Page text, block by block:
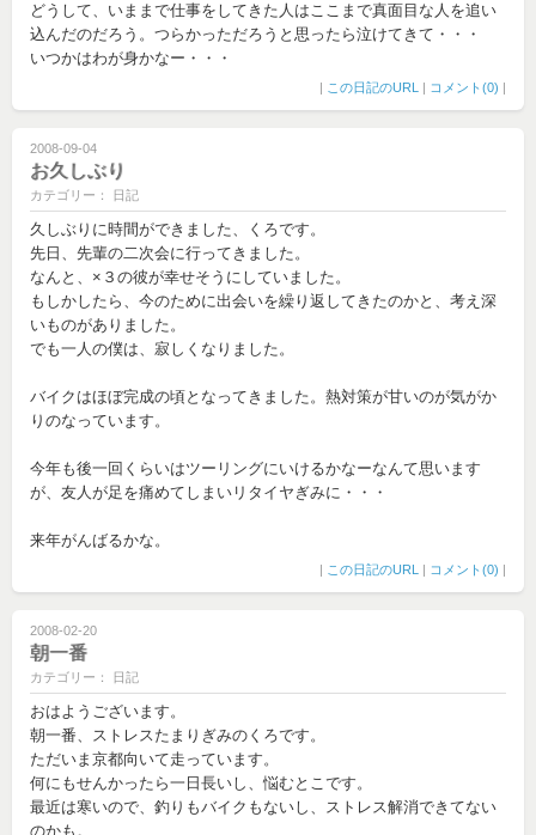
どうして、いままで仕事をしてきた人はここまで真面目な人を追い
込んだのだろう。つらかっただろうと思ったら泣けてきて・・・
いつかはわが身かなー・・・
| この日記のURL | コメント(0) |
2008-09-04
お久しぶり
カテゴリー： 日記
久しぶりに時間ができました、くろです。
先日、先輩の二次会に行ってきました。
なんと、×３の彼が幸せそうにしていました。
もしかしたら、今のために出会いを繰り返してきたのかと、考え深
いものがありました。
でも一人の僕は、寂しくなりました。
バイクはほぼ完成の頃となってきました。熱対策が甘いのが気がか
りのなっています。
今年も後一回くらいはツーリングにいけるかなーなんて思います
が、友人が足を痛めてしまいリタイヤぎみに・・・
来年がんばるかな。
| この日記のURL | コメント(0) |
2008-02-20
朝一番
カテゴリー： 日記
おはようございます。
朝一番、ストレスたまりぎみのくろです。
ただいま京都向いて走っています。
何にもせんかったら一日長いし、悩むとこです。
最近は寒いので、釣りもバイクもないし、ストレス解消できてない
のかも。